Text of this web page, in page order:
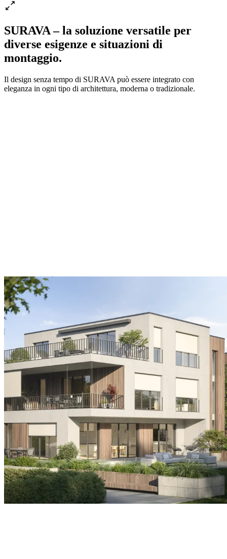
SURAVA – la soluzione versatile per
diverse esigenze e situazioni di
montaggio.
Il design senza tempo di SURAVA può essere integrato con
eleganza in ogni tipo di architettura, moderna o tradizionale.